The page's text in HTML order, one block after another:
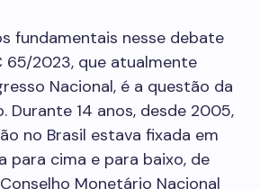
fundamentais nesse debate
65/2023, que atualmente
Nacional, é a questão da
Durante 14 anos, desde 2005,
no Brasil estava fixada em
para cima e para baixo, de
Conselho Monetário Nacional